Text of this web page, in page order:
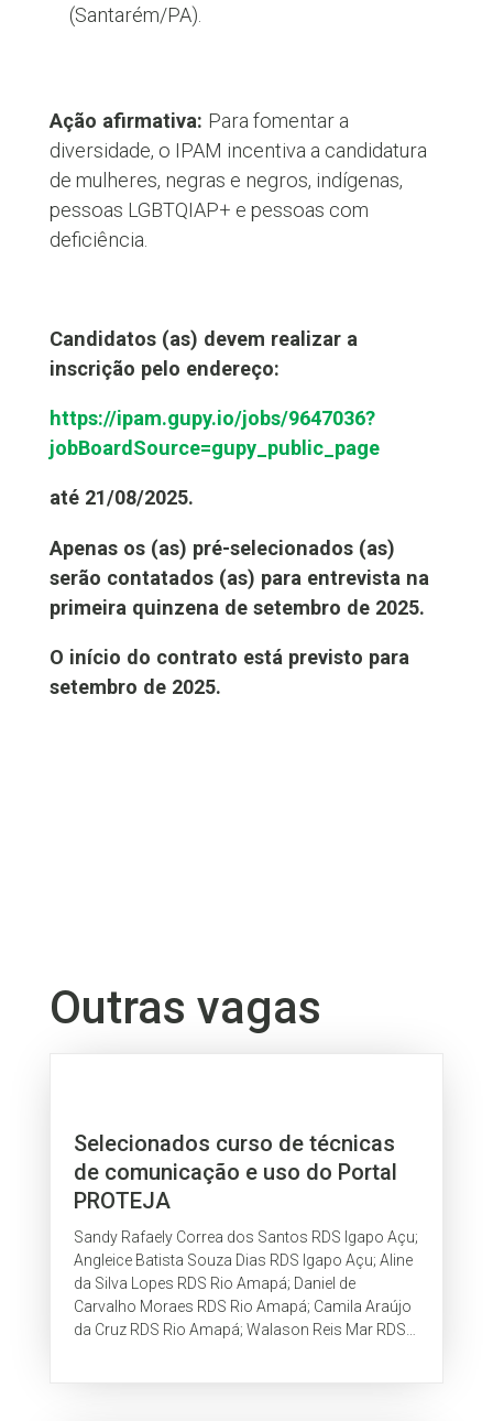
(Santarém/PA).
Ação afirmativa: Para fomentar a
diversidade, o IPAM incentiva a candidatura
de mulheres, negras e negros, indígenas,
pessoas LGBTQIAP+ e pessoas com
deficiência.
Candidatos (as) devem realizar a
inscrição pelo endereço:
https://ipam.gupy.io/jobs/9647036?
jobBoardSource=gupy_public_page
até 21/08/2025.
Apenas os (as) pré-selecionados (as)
serão contatados (as) para entrevista na
primeira quinzena de setembro de 2025.
O início do contrato está previsto para
setembro de 2025.
Outras vagas
Selecionados curso de técnicas
de comunicação e uso do Portal
PROTEJA
Sandy Rafaely Correa dos Santos RDS Igapo Açu;
Angleice Batista Souza Dias RDS Igapo Açu; Aline
da Silva Lopes RDS Rio Amapá; Daniel de
Carvalho Moraes RDS Rio Amapá; Camila Araújo
da Cruz RDS Rio Amapá; Walason Reis Mar RDS